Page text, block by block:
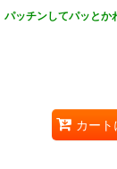
ッチンしてパッと
カート